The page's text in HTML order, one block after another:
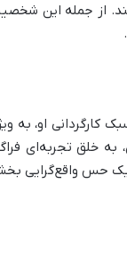
از جمله این
کارگردانی او، به
به خلق تجربه‌ای
یک حس واقع‌گرایی